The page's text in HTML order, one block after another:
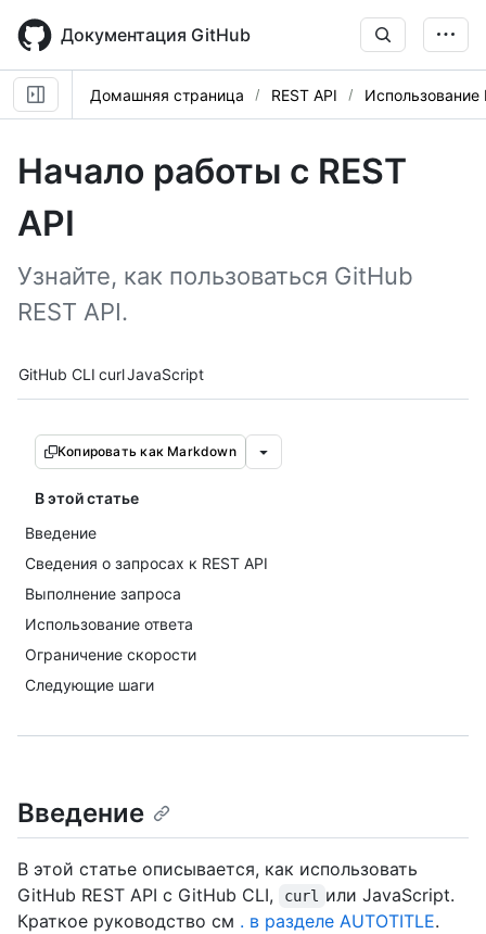
main
content
Документация GitHub
Домашняя страница REST API Использование
Начало работы с REST
API
Узнайте, как пользоваться GitHub
REST API.
Tool navigation
GitHub CLI curlJavaScript
Копировать как Markdown
В этой статье
Введение
Сведения о запросах к REST API
Выполнение запроса
Использование ответа
Ограничение скорости
Следующие шаги
Введение
В этой статье описывается, как использовать
GitHub REST API с GitHub CLI,
curl
или JavaScript.
Краткое руководство см . в разделе AUTOTITLE.